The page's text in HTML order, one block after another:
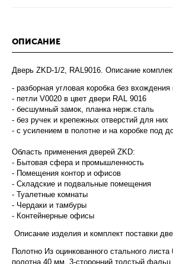
ОПИСАНИЕ
Дверь ZKD-1/2, RAL9016. Описание
- разборная угловая коробка без вхождения
- петли V0020 в цвет двери RAL 9016
- бесшумный замок, планка нерж.сталь
- без ручек и крепежных отверстий для них
- с усилением в полотне и на коробке под
Область применения дверей ZKD:
- Бытовая сфера и промышленность
- Помещения контор и офисов
- Складские и подвальные помещения
- Туалетные комнаты
- Чердаки и тамбуры
- Контейнерные офисы
Описание изделия и комплект поставки
Полотно Из оцинкованного стального
полотна 40 мм, 3-сторонний толстый